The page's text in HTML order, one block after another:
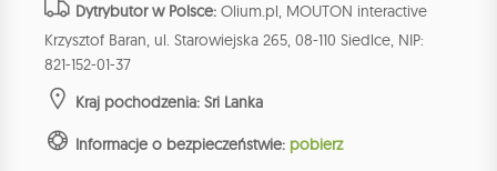
Dytrybutor w Polsce: Olium.pl, MOUTON interactive
Krzysztof Baran, ul. Starowiejska 265, 08-110 Siedlce, NIP:
821-152-01-37
Kraj pochodzenia: Sri Lanka
Informacje o bezpieczeństwie: pobierz